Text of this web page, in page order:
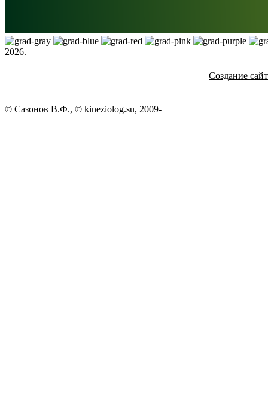
2026.
Создание
© Сазонов В.Ф., © kineziolog.su, 2009-